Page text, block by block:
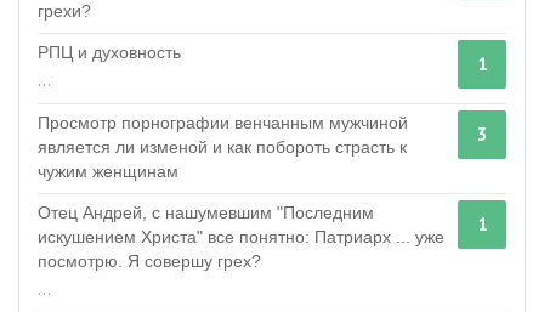
грехи?
1
РПЦ и духовность
...
3
Просмотр порнографии венчанным мужчиной
является ли изменой и как побороть страсть к
чужим женщинам
1
Отец Андрей, с нашумевшим "Последним
искушением Христа" все понятно: Патриарх ... уже
посмотрю. Я совершу грех?
...